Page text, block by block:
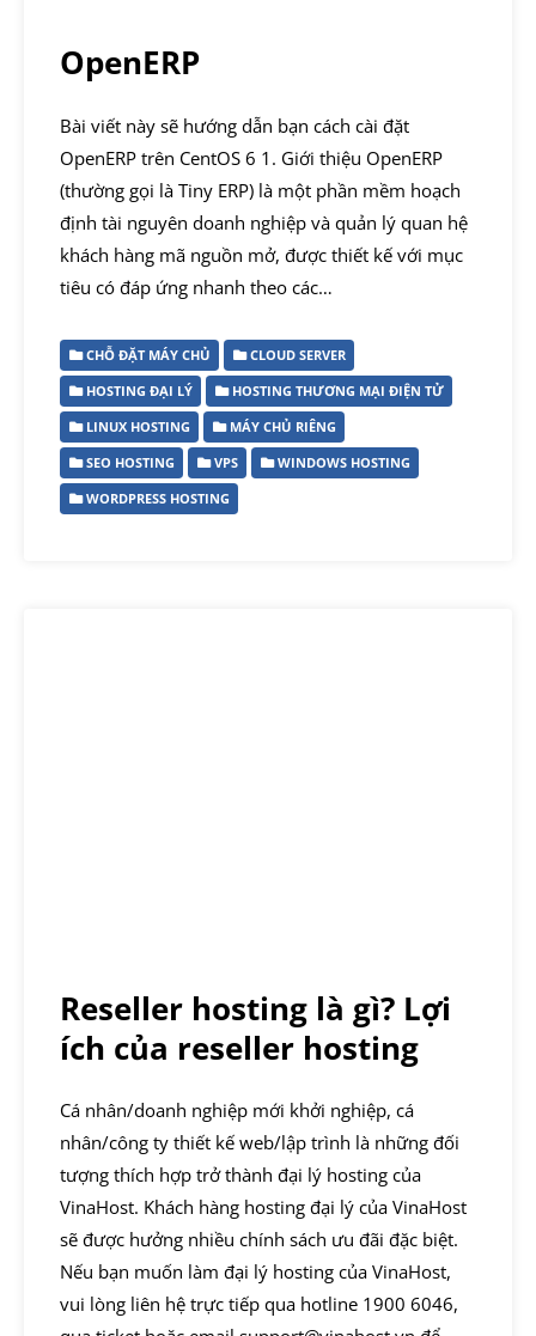
OpenERP
Bài viết này sẽ hướng dẫn bạn cách cài đặt
OpenERP trên CentOS 6 1. Giới thiệu OpenERP
(thường gọi là Tiny ERP) là một phần mềm hoạch
định tài nguyên doanh nghiệp và quản lý quan hệ
khách hàng mã nguồn mở, được thiết kế với mục
tiêu có đáp ứng nhanh theo các…
CHỖ ĐẶT MÁY CHỦ
CLOUD SERVER
HOSTING ĐẠI LÝ
HOSTING THƯƠNG MẠI ĐIỆN TỬ
LINUX HOSTING
MÁY CHỦ RIÊNG
SEO HOSTING
VPS
WINDOWS HOSTING
WORDPRESS HOSTING
Reseller hosting là gì? Lợi
ích của reseller hosting
Cá nhân/doanh nghiệp mới khởi nghiệp, cá
nhân/công ty thiết kế web/lập trình là những đối
tượng thích hợp trở thành đại lý hosting của
VinaHost. Khách hàng hosting đại lý của VinaHost
sẽ được hưởng nhiều chính sách ưu đãi đặc biệt.
Nếu bạn muốn làm đại lý hosting của VinaHost,
vui lòng liên hệ trực tiếp qua hotline 1900 6046,